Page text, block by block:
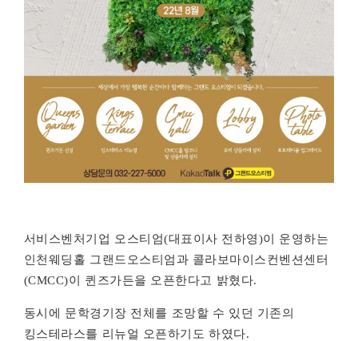
서비스벤처기업 오스티엄(대표이사 전하영)이 운영하는
인천웨딩홀 그랜드오스티엄과 콜라보마이스컨벤션센터
(CMCC)이 퀸즈가든을 오픈한다고 밝혔다.
동시에 문학경기장 전체를 조망할 수 있던 기존의
킹스테라스를 리뉴얼 오픈하기도 하였다.